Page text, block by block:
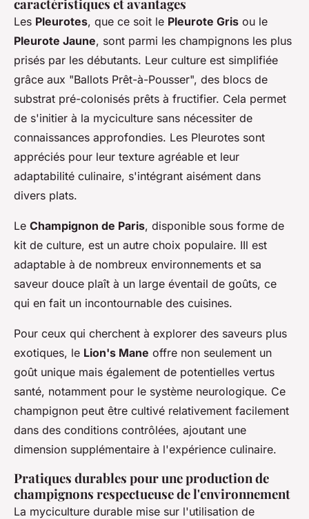
caractéristiques et avantages
Les Pleurotes, que ce soit le Pleurote Gris ou le
Pleurote Jaune, sont parmi les champignons les plus
prisés par les débutants. Leur culture est simplifiée
grâce aux "Ballots Prêt-à-Pousser", des blocs de
substrat pré-colonisés prêts à fructifier. Cela permet
de s'initier à la myciculture sans nécessiter de
connaissances approfondies. Les Pleurotes sont
appréciés pour leur texture agréable et leur
adaptabilité culinaire, s'intégrant aisément dans
divers plats.
Le Champignon de Paris, disponible sous forme de
kit de culture, est un autre choix populaire. IIl est
adaptable à de nombreux environnements et sa
saveur douce plaît à un large éventail de goûts, ce
qui en fait un incontournable des cuisines.
Pour ceux qui cherchent à explorer des saveurs plus
exotiques, le Lion's Mane offre non seulement un
goût unique mais également de potentielles vertus
santé, notamment pour le système neurologique. Ce
champignon peut être cultivé relativement facilement
dans des conditions contrôlées, ajoutant une
dimension supplémentaire à l'expérience culinaire.
Pratiques durables pour une production de
champignons respectueuse de l'environnement
La myciculture durable mise sur l'utilisation de